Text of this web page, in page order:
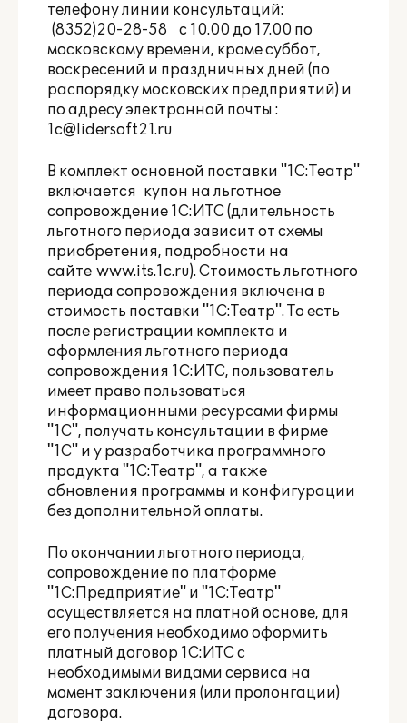
телефону линии консультаций:
(8352)20-28-58 с 10.00 до 17.00 по
московскому времени, кроме суббот,
воскресений и праздничных дней (по
распорядку московских предприятий) и
по адресу электронной почты :
1с@lidersoft21.ru
В комплект основной поставки "1С:Театр"
включается купон на льготное
сопровождение 1С:ИТС (длительность
льготного периода зависит от схемы
приобретения, подробности на
сайте www.its.1c.ru). Стоимость льготного
периода сопровождения включена в
стоимость поставки "1С:Театр". То есть
после регистрации комплекта и
оформления льготного периода
сопровождения 1С:ИТС, пользователь
имеет право пользоваться
информационными ресурсами фирмы
"1С", получать консультации в фирме
"1С" и у разработчика программного
продукта "1С:Театр", а также
обновления программы и конфигурации
без дополнительной оплаты.
По окончании льготного периода,
сопровождение по платформе
"1С:Предприятие" и "1С:Театр"
осуществляется на платной основе, для
его получения необходимо оформить
платный договор 1С:ИТС с
необходимыми видами сервиса на
момент заключения (или пролонгации)
договора.